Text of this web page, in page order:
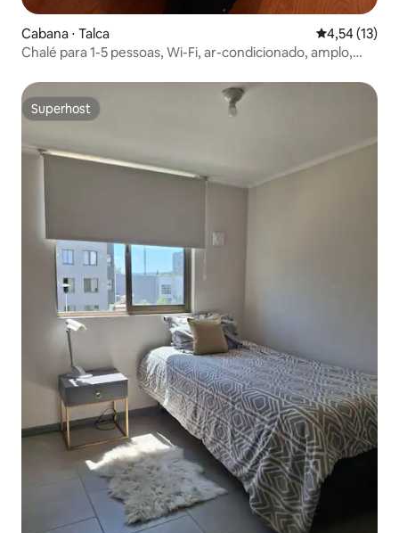
Cabana ⋅ Talca 4,54 de uma
4,54 (13)
Chalé para 1-5 pessoas, Wi-Fi, ar-condicionado, amplo,
Superhost
Superhost